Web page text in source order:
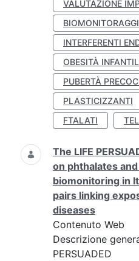
VALUTAZIONE
INTERFERENTI
OBESITÀ
PUBERTÀ
PLASTICIZZANTI
FTALATI
The LIFE
on phthalates
biomonitoring in
pairs linking
diseases
Contenuto Web
Descrizione
PERSUADED